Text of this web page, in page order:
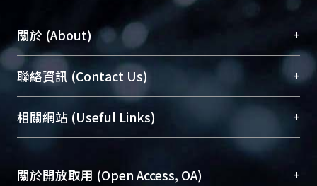
關於 (About) +
臺大位居世界頂尖大學之列，為永久珍藏及向國際
展現本校豐碩的研究成果及學術能量，圖書館整合
機構典藏（NTUR）與學術庫（AH）不同功能平
台，成為臺大學術典藏NTU scholars。期能整合研
究能量、促進交流合作、保存學術產出、推廣研究
成果。
聯絡資訊 (Contact Us) +
總館學科館員(Main Library)
醫學圖書館學科館員(Medical Library)
(Social
Sciences Library)
相關網站 (Useful Links) +
關於開放取用 (Open Access, OA) +